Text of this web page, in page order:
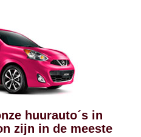
huurauto´s in
zijn in de meeste